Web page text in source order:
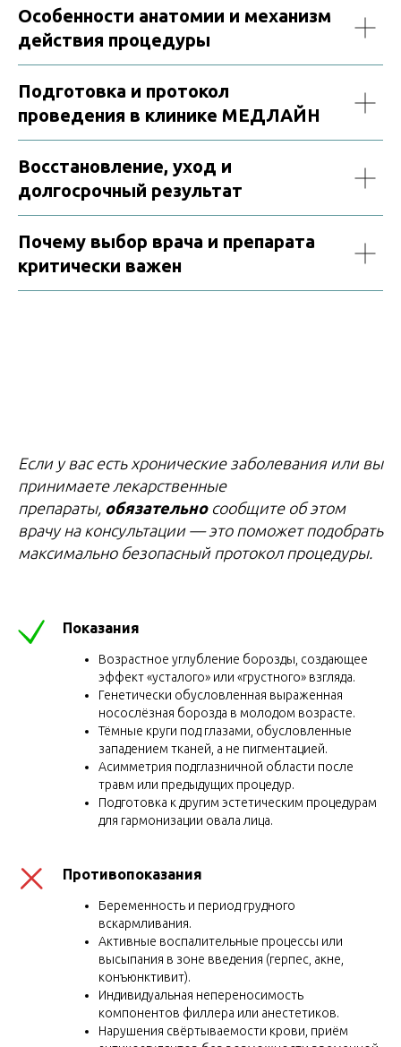
Особенности анатомии и механизм
действия процедуры
Подготовка и протокол
проведения в клинике МЕДЛАЙН
Восстановление, уход и
долгосрочный результат
Почему выбор врача и препарата
критически важен
Если у вас есть хронические заболевания или вы
принимаете лекарственные
препараты, обязательносообщите об этом
врачу на консультации — это поможет подобрать
максимально безопасный протокол процедуры.
Показания
Возрастное углубление борозды, создающее
эффект «усталого» или «грустного» взгляда.
Генетически обусловленная выраженная
носослёзная борозда в молодом возрасте.
Тёмные круги под глазами, обусловленные
западением тканей, а не пигментацией.
Асимметрия подглазничной области после
травм или предыдущих процедур.
Подготовка к другим эстетическим процедурам
для гармонизации овала лица.
Противопоказания
Беременность и период грудного
вскармливания.
Активные воспалительные процессы или
высыпания в зоне введения (герпес, акне,
конъюнктивит).
Индивидуальная непереносимость
компонентов филлера или анестетиков.
Нарушения свёртываемости крови, приём